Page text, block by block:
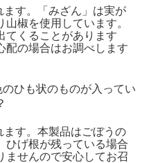
す。「みざん」は実が
椒を使用しています。
てくることがあります
配の場合はお調べします
のひも状のものが入ってい
ます。本製品はごぼうの
ひげ根が残っている場合
ませんので安心してお召